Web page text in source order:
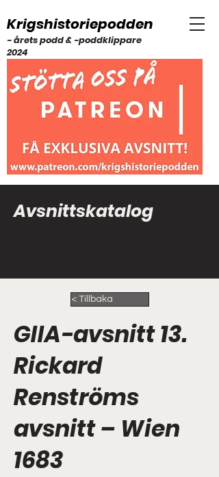
Krigshistoriepodden
- årets podd & -poddklippare
2024
Avsnittskatalog
< Tillbaka
GIIA-avsnitt 13.
Rickard
Renströms
avsnitt – Wien
1683